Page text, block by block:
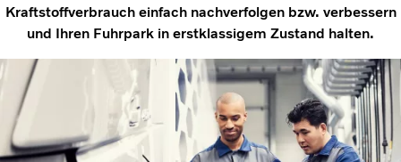
Kraftstoffverbrauch einfach nachverfolgen bzw. verbessern
und Ihren Fuhrpark in erstklassigem Zustand halten.